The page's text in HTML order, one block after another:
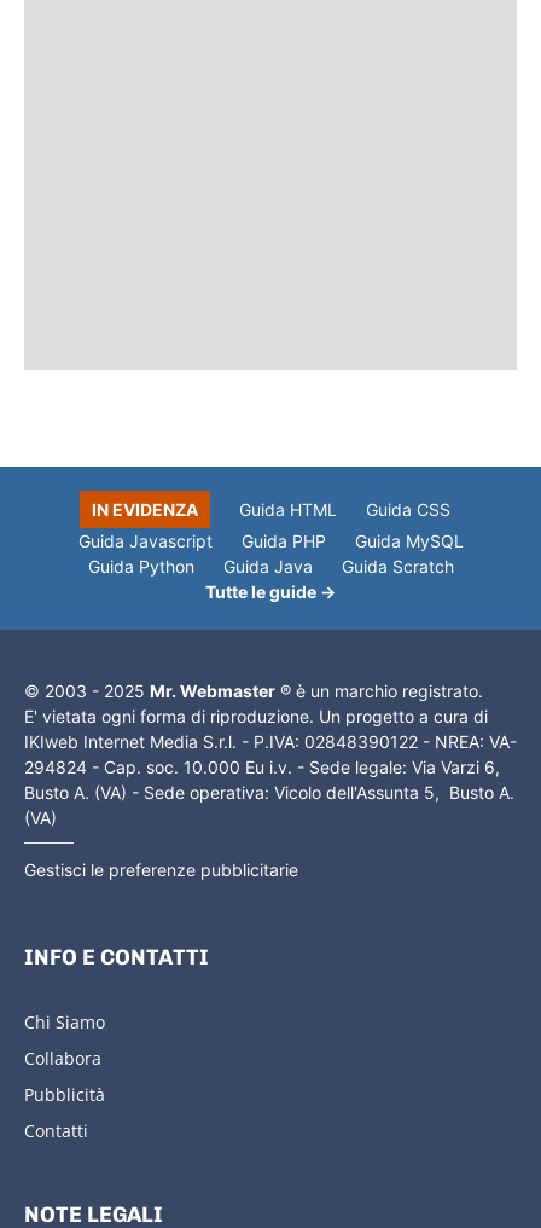
IN EVIDENZA Guida HTML
Guida CSS
Guida Javascript
Guida PHP
Guida MySQL
Guida Python
Guida Java
Guida Scratch
Tutte le guide →
© 2003 - 2025 Mr. Webmaster ® è un marchio registrato.
E' vietata ogni forma di riproduzione. Un progetto a cura di
IKIweb Internet Media S.r.l. - P.IVA: 02848390122 - NREA: VA-
294824 - Cap. soc. 10.000 Eu i.v. - Sede legale: Via Varzi 6,
Busto A. (VA) - Sede operativa: Vicolo dell'Assunta 5, Busto A.
(VA)
Gestisci le preferenze pubblicitarie
INFO E CONTATTI
Chi Siamo
Collabora
Pubblicità
Contatti
NOTE LEGALI